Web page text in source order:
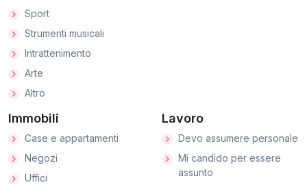
Sport
Strumenti musicali
Intrattenimento
Arte
Altro
Immobili
Case e appartamenti
Negozi
Uffici
Lavoro
Devo assumere personale
Mi candido per essere
assunto